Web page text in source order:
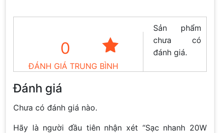
0
ĐÁNH GIÁ TRUNG BÌNH
Sản phẩm
chưa có
đánh giá.
Đánh giá
Chưa có đánh giá nào.
Hãy là người đầu tiên nhận xét “Sạc nhanh 20W